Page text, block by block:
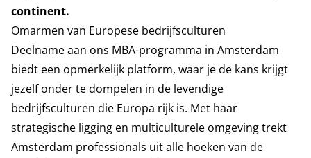
continent.
Omarmen van Europese bedrijfsculturen
Deelname aan ons MBA-programma in Amsterdam
biedt een opmerkelijk platform, waar je de kans krijgt
jezelf onder te dompelen in de levendige
bedrijfsculturen die Europa rijk is. Met haar
strategische ligging en multiculturele omgeving trekt
Amsterdam professionals uit alle hoeken van de